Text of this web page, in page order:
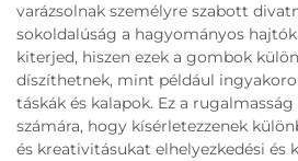
varázsolnak személyre szabott
sokoldalúság a hagyományos
kiterjed, hiszen ezek a gombok
díszíthetnek, mint például
táskák és kalapok. Ez a
számára, hogy kísérletezzenek
és kreativitásukat elhelyezkedési és